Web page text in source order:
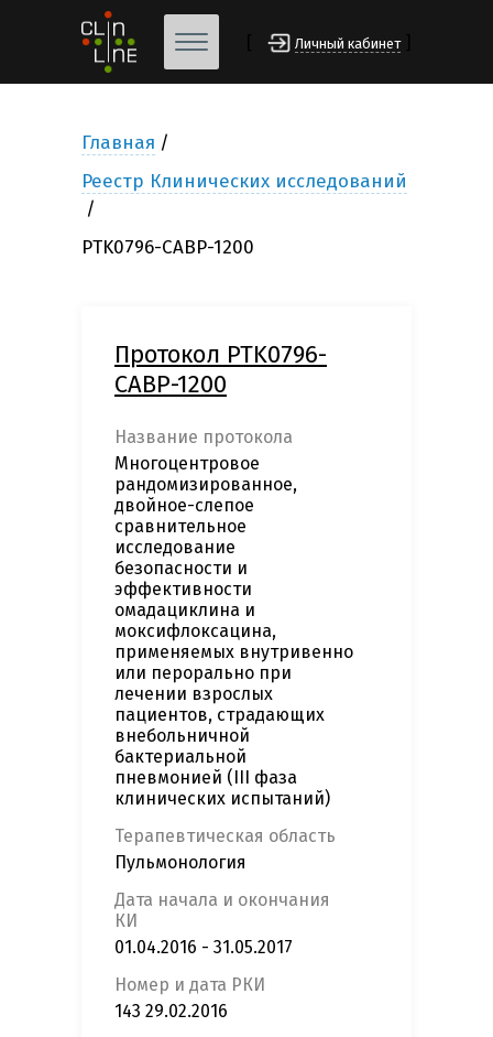
Личный кабинет
Главная
Реестр Клинических исследований
PTK0796-CABP-1200
Протокол PTK0796-
CABP-1200
Название протокола
Многоцентровое
рандомизированное,
двойное-слепое
сравнительное
исследование
безопасности и
эффективности
омадациклина и
моксифлоксацина,
применяемых внутривенно
или перорально при
лечении взрослых
пациентов, страдающих
внебольничной
бактериальной
пневмонией (III фаза
клинических испытаний)
Терапевтическая область
Пульмонология
Дата начала и окончания
КИ
01.04.2016 - 31.05.2017
Номер и дата РКИ
143 29.02.2016